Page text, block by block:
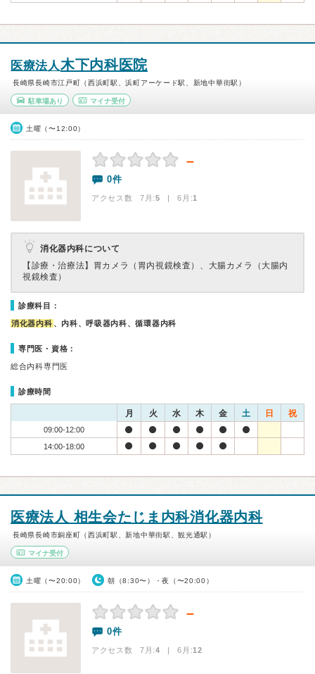
医療法人木下内科医院
長崎県長崎市江戸町（西浜町駅、浜町アーケード駅、新地中華街駅）
駐車場あり マイナ受付
土曜（〜12:00）
－
0件
アクセス数 7月:5 | 6月:1
消化器内科について
【診療・治療法】 胃カメラ（胃内視鏡検査）、大腸カメラ（大腸内
視鏡検査）
診療科目：
消化器内科 、内科、呼吸器内科、循環器内科
専門医・資格：
総合内科専門医
診療時間
月 火 水 木 金 土 日 祝
09:00-12:00
14:00-18:00
医療法人 相生会たじま内科消化器内科
長崎県長崎市銅座町（西浜町駅、新地中華街駅、観光通駅）
マイナ受付
土曜（〜20:00） 朝（8:30〜）・夜（〜20:00）
－
0件
アクセス数 7月:4 | 6月:12